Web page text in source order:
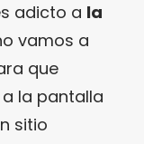
adicto a la
vamos a
que
la pantalla
sitio